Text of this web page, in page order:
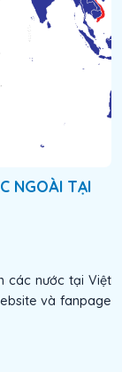
NGOÀI TẠI
các nước tại Việt
và fanpage